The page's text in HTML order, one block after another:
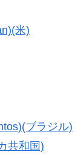
米)
ブラジル)
共和国)